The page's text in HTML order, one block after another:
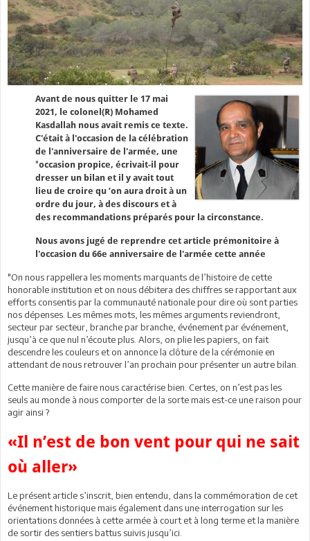
Avant de nous quitter le 17 mai
2021, le colonel(R) Mohamed
Kasdallah nous avait remis ce texte.
C'était à l'occasion de la célébration
de l'anniversaire de l'armée, une
"occasion propice, écrivait-il pour
dresser un bilan et il y avait tout
lieu de croire qu ’on aura droit à un
ordre du jour, à des discours et à
des recommandations préparés pour la circonstance.
Nous avons jugé de reprendre cet article prémonitoire à
l'occasion du 66e anniversaire de l'armée cette année
"On nous rappellera les moments marquants de l’histoire de cette
honorable institution et on nous débitera des chiffres se rapportant aux
efforts consentis par la communauté nationale pour dire où sont parties
nos dépenses. Les mêmes mots, les mêmes arguments reviendront,
secteur par secteur, branche par branche, événement par événement,
jusqu’à ce que nul n’écoute plus. Alors, on plie les papiers, on fait
descendre les couleurs et on annonce la clôture de la cérémonie en
attendant de nous retrouver l’an prochain pour présenter un autre bilan.
Cette manière de faire nous caractérise bien. Certes, on n’est pas les
seuls au monde à nous comporter de la sorte mais est-ce une raison pour
agir ainsi ?
«Il n’est de bon vent pour qui ne sait
où aller»
Le présent article s’inscrit, bien entendu, dans la commémoration de cet
événement historique mais également dans une interrogation sur les
orientations données à cette armée à court et à long terme et la manière
de sortir des sentiers battus suivis jusqu’ici.